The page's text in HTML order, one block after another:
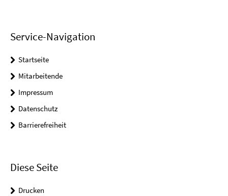
Service-Navigation
Startseite
Mitarbeitende
Impressum
Datenschutz
Barrierefreiheit
Diese Seite
Drucken